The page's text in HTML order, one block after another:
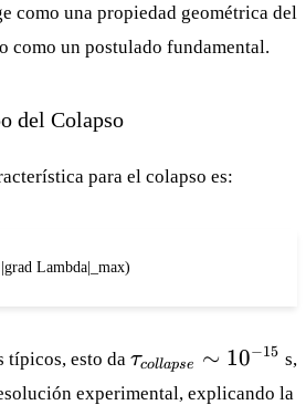
como una propiedad geométrica del
como un postulado fundamental.
del Colapso
para el colapso es:
Lambda|_max)
típicos, esto da \tau_{collapse}
\sim 10^{-15}
τcollapse ∼ 10−15 s,
experimental, explicando la